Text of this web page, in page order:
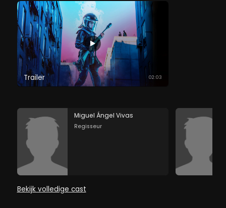
Trailer 02:03
Miguel Ángel Vivas
Regisseur
Bekijk volledige cast